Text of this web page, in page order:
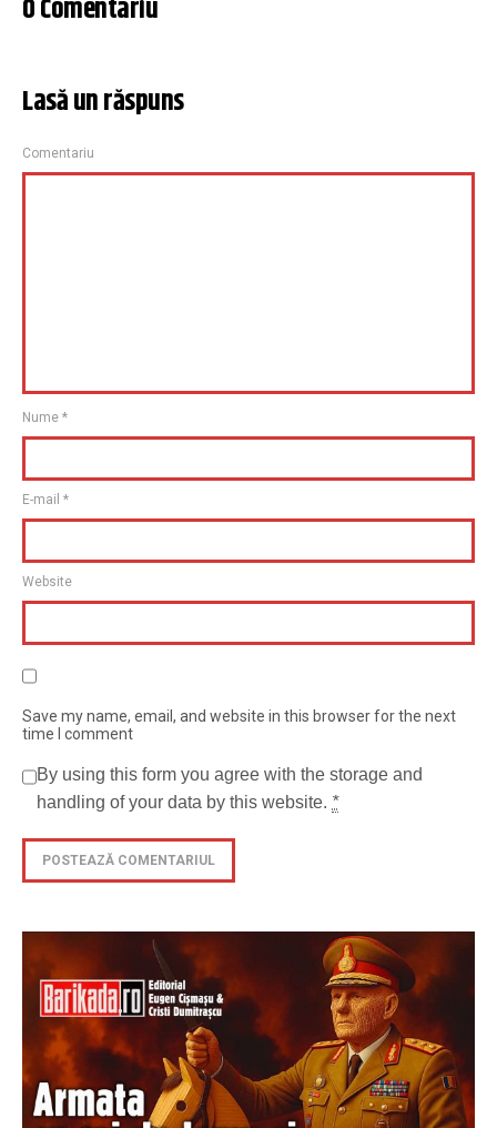
0 Comentariu
Lasă un răspuns
Comentariu
Nume *
E-mail *
Website
Save my name, email, and website in this browser for the next
time I comment
By using this form you agree with the storage and
handling of your data by this website. *